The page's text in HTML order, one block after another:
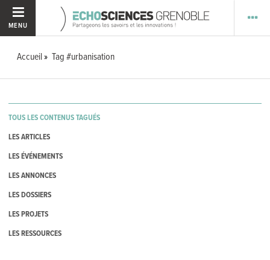
MENU
Accueil Tag #urbanisation
TOUS LES CONTENUS TAGUÉS
LES ARTICLES
LES ÉVÉNEMENTS
LES ANNONCES
LES DOSSIERS
LES PROJETS
LES RESSOURCES